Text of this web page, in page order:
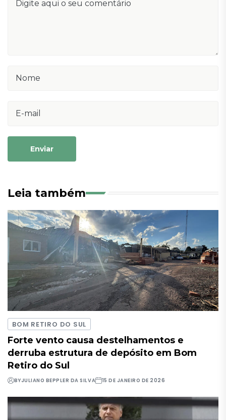
Enviar
Leia também
BOM RETIRO DO SUL
Forte vento causa destelhamentos e
derruba estrutura de depósito em Bom
Retiro do Sul
BYJULIANO BEPPLER DA SILVA 15 DE JANEIRO DE 2026